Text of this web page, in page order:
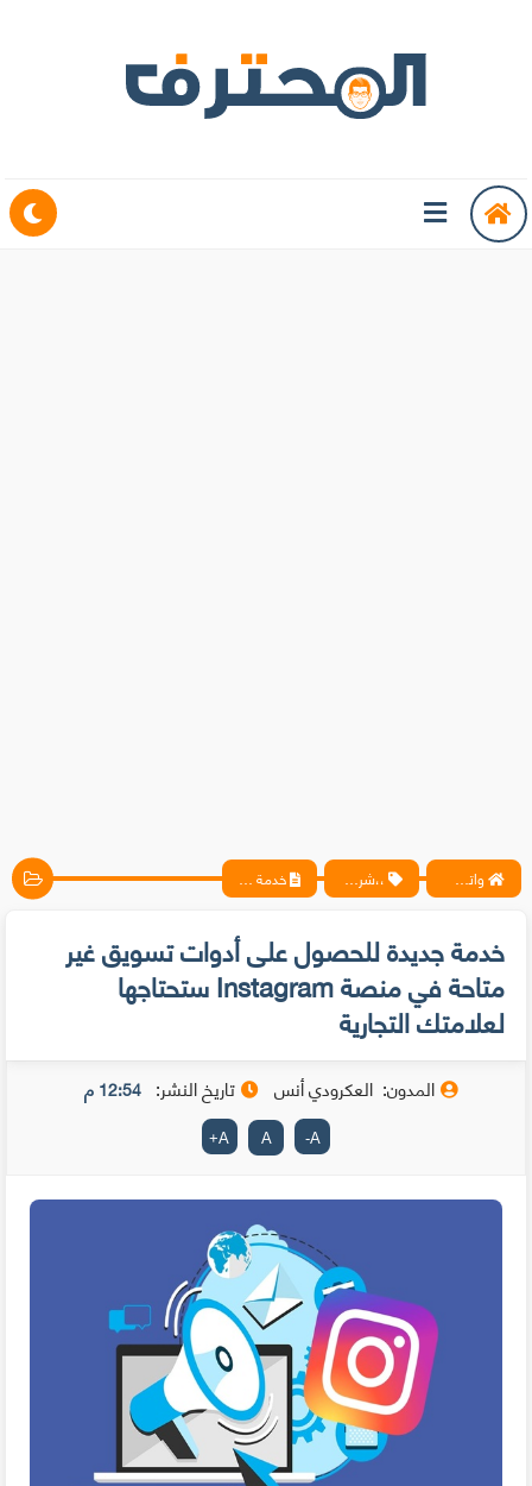
واتس آب ، فيسبوك ، أنترنت ، شروحات تقنية حصرية - المحترف ،،شروحات خدمة جديدة للحصول على أدوات تسويق غير متاحة في منصة Instagram ستحتاجها لعلامتك التجارية
خدمة جديدة للحصول على أدوات تسويق غير
متاحة في منصة Instagram ستحتاجها
لعلامتك التجارية
المدون: العكرودي أنس تاريخ النشر: 12:54 م
A
-
A
A
+